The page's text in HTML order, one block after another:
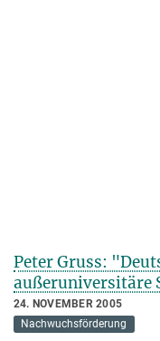
Peter Gruss:
außeruniversitäre
24. NOVEMBER 2005
Nachwuchsförderung